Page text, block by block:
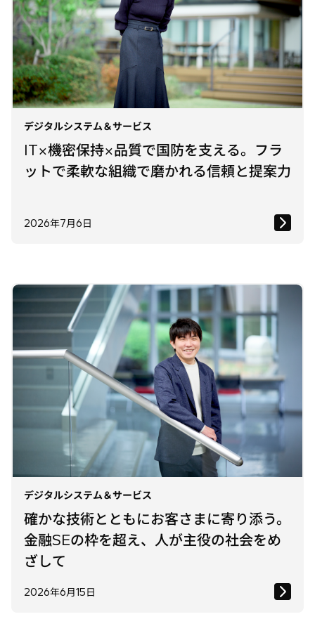
デジタルシステム＆サービス
IT×機密保持×品質で国防を支える。フラ
ットで柔軟な組織で磨かれる信頼と提案力
2026年7月6日
デジタルシステム＆サービス
確かな技術とともにお客さまに寄り添う。
金融SEの枠を超え、人が主役の社会をめ
ざして
2026年6月15日